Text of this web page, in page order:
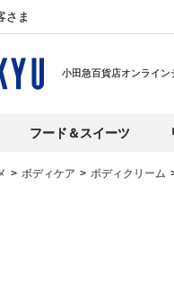
さま
小田急百貨店オンライン
フード＆スイーツ
ボディケア ボディクリーム